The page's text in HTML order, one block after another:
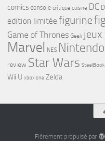
comics console critique cuisine DC
edition limitée figurine
Game of Thrones Geek jeux
Marvel NES Nintendo
review Star Wars SteelBook
Wii U xbox one Zelda
Fièrement propulsé par